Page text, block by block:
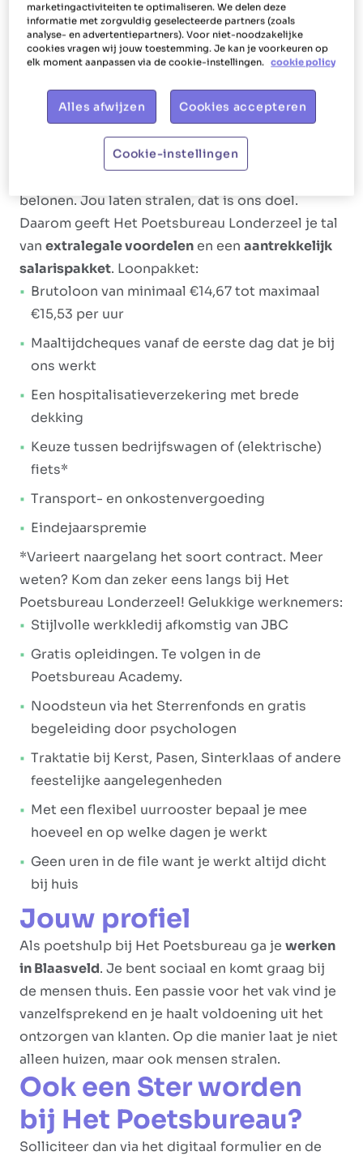
zoals lakens verversen, bedden opmaken,
strijken, ramen lappen, afwassen, vaat opbergen,
maaltijden maken en inkopen doen.
Ons aanbod
Shiny, happy collega's, daar gaan we voor bij Het
Poetsbureau. Dat wordt ook vertaald in de
belonen. Jou laten stralen, dat is ons doel.
Daarom geeft Het Poetsbureau Londerzeel je tal
van extralegale voordelenen een aantrekkelijk
salarispakket. Loonpakket:
Brutoloon van minimaal €14,67 tot maximaal
€15,53 per uur
Maaltijdcheques vanaf de eerste dag dat je bij
ons werkt
Een hospitalisatieverzekering met brede
dekking
Keuze tussen bedrijfswagen of (elektrische)
fiets*
Transport- en onkostenvergoeding
Eindejaarspremie
*Varieert naargelang het soort contract. Meer
weten? Kom dan zeker eens langs bij Het
Poetsbureau Londerzeel! Gelukkige werknemers:
Stijlvolle werkkledij afkomstig van JBC
Gratis opleidingen. Te volgen in de
Poetsbureau Academy.
Noodsteun via het Sterrenfonds en gratis
begeleiding door psychologen
Traktatie bij Kerst, Pasen, Sinterklaas of andere
feestelijke aangelegenheden
Met een flexibel uurrooster bepaal je mee
hoeveel en op welke dagen je werkt
Geen uren in de file want je werkt altijd dicht
bij huis
Jouw profiel
Als poetshulp bij Het Poetsbureau ga je werken
in Blaasveld. Je bent sociaal en komt graag bij
de mensen thuis. Een passie voor het vak vind je
vanzelfsprekend en je haalt voldoening uit het
ontzorgen van klanten. Op die manier laat je niet
alleen huizen, maar ook mensen stralen.
Ook een Ster worden
bij Het Poetsbureau?
Solliciteer dan via het digitaal formulier en de
marketingactiviteiten te optimaliseren. We delen deze
informatie met zorgvuldig geselecteerde partners (zoals
analyse- en advertentiepartners). Voor niet-noodzakelijke
cookies vragen wij jouw toestemming. Je kan je voorkeuren op
elk moment aanpassen via de cookie-instellingen. cookie policy
Alles afwijzen Cookies accepteren
Cookie-instellingen